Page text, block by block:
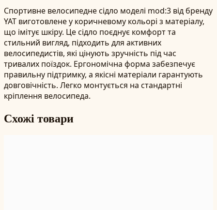
Спортивне велосипедне сідло моделі mod:3 від бренду
YAT виготовлене у коричневому кольорі з матеріалу,
що імітує шкіру. Це сідло поєднує комфорт та
стильний вигляд, підходить для активних
велосипедистів, які цінують зручність під час
тривалих поїздок. Ергономічна форма забезпечує
правильну підтримку, а якісні матеріали гарантують
довговічність. Легко монтується на стандартні
кріплення велосипеда.
Схожі товари